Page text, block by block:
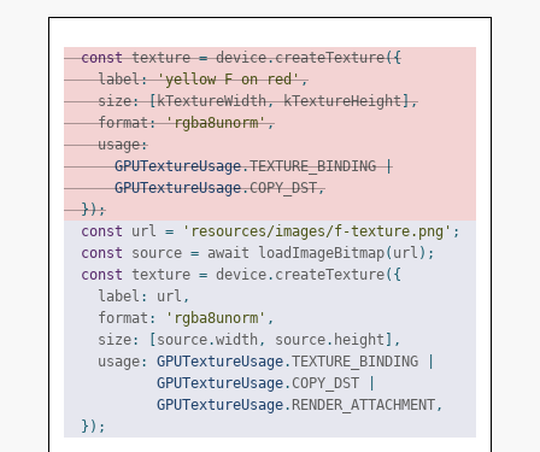
const texture = device.createTexture({
    label
: 'yellow F on red',
    size
: [kTextureWidth, kTextureHeight],
    format
: 'rgba8unorm',
    usage
:
GPUTextureUsage.TEXTURE_BINDING |
GPUTextureUsage.COPY_DST,
});
const url = 'resources/images/f-texture.png' ;
const source = await loadImageBitmap( url );
const texture = device. createTexture({
    label
: url ,
    format
: 'rgba8unorm' ,
    size
: source.width , source. height ],
    usage
: GPUTextureUsage.TEXTURE_BINDING
GPUTextureUsage. COPY_DST
GPUTextureUsage. RENDER_ATTACHMENT,
});